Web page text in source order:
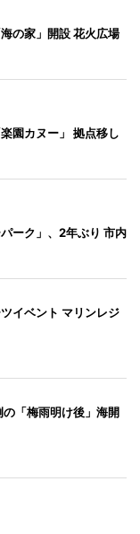
の家」開設 花火広場
園カヌー」 拠点移し
ーク」、2年ぶり 市内
イベント マリンレジ
「梅雨明け後」海開